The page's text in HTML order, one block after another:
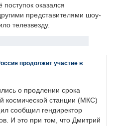
оказался
представителями шоу-
телезвезду.
продолжит участие в
о продлении срока
космической станции (МКС)
сообщил гендиректор
И это при том, что Дмитрий